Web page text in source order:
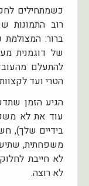
כשמתחילים
רוב התמונות
ברור: המצולמת
של דוגמנית
להתעלם
הטרי ועד
הגיע הזמן
עוד את לא
בידיים שלך),
משפחתית,
לא חייבת
לא רוצה.